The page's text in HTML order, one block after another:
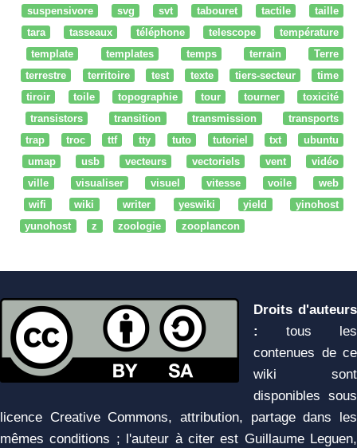
suspensivore
svg svt tabouret tactile
taille
tara
tasseaux téléphone telescope
température
template
templates temps terrain
Terre
terrestre
territoire test texte tiers-secteur
time
tiroir
toile topographie tour tourner
toxicité
transistors
transition transmission
transports
trap
troc ttf tty tuto tutoriel txt
ubuntu
umap
usb vecteurs vectoriels vent
vidéo
ville
visualiser visuel vitesse voile
web
wifi
wiki writer yeswiki yield
yinohost
yunohost
z zoologie zooplancon
Droits d'auteurs
:
tous les
contenues de ce
wiki sont
disponibles sous
licence Creative Commons, attribution, partage dans les
mêmes conditions ; l'auteur à citer est Guillaume Leguen,